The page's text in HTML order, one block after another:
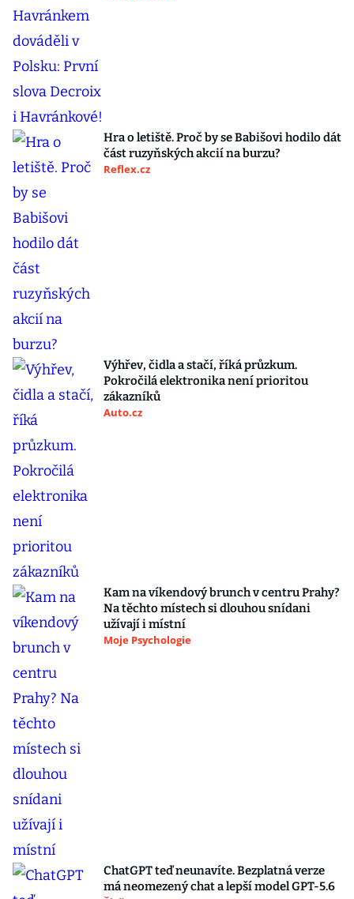
Hra o letiště. Proč by se Babišovi hodilo dát
část ruzyňských akcií na burzu?
Reflex.cz
Výhřev, čidla a stačí, říká průzkum.
Pokročilá elektronika není prioritou
zákazníků
Auto.cz
Kam na víkendový brunch v centru Prahy?
Na těchto místech si dlouhou snídani
užívají i místní
Moje Psychologie
ChatGPT teď neunavíte. Bezplatná verze
má neomezený chat a lepší model GPT-5.6